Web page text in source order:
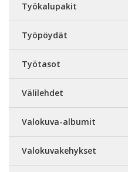
Työkalupakit
Työpöydät
Työtasot
Välilehdet
Valokuva-albumit
Valokuvakehykset